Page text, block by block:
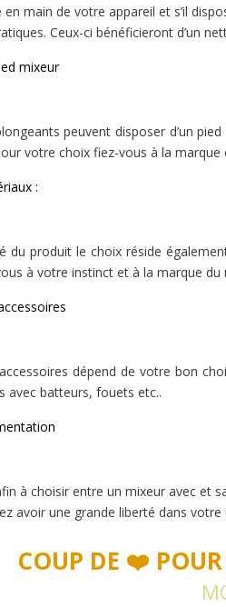
main de votre appareil et s’il
Ceux-ci bénéficieront d’un
mixeur
peuvent disposer d’un
votre choix fiez-vous à la
:
du produit le choix réside
à votre instinct et à la marque du
dépend de votre bon
avec batteurs, fouets etc..
à choisir entre un mixeur avec et
avoir une grande liberté dans
COUP DE ❤️